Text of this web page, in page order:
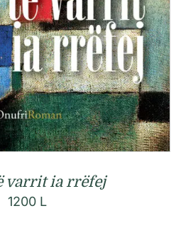
varrit ia rrëfej
1200 L